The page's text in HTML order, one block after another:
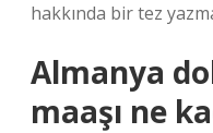
hakkında bir tez
Almanya
maaşı ne